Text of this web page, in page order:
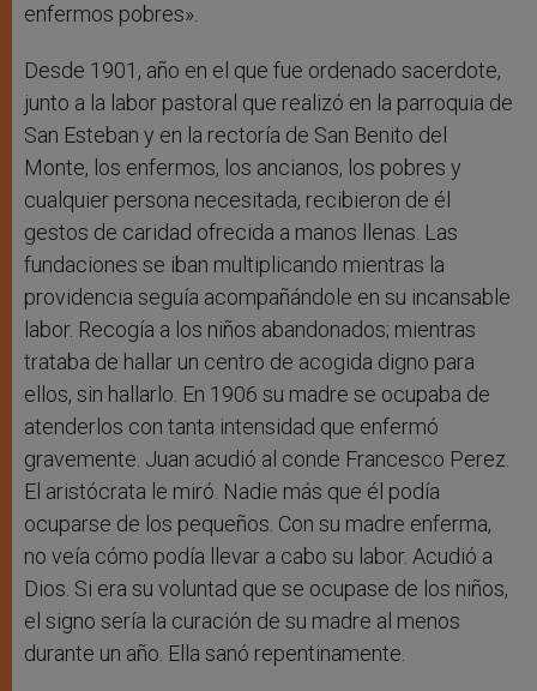
enfermos pobres».
Desde 1901, año en el que fue ordenado sacerdote,
junto a la labor pastoral que realizó en la parroquia de
San Esteban y en la rectoría de San Benito del
Monte, los enfermos, los ancianos, los pobres y
cualquier persona necesitada, recibieron de él
gestos de caridad ofrecida a manos llenas. Las
fundaciones se iban multiplicando mientras la
providencia seguía acompañándole en su incansable
labor. Recogía a los niños abandonados; mientras
trataba de hallar un centro de acogida digno para
ellos, sin hallarlo. En 1906 su madre se ocupaba de
atenderlos con tanta intensidad que enfermó
gravemente. Juan acudió al conde Francesco Perez.
El aristócrata le miró. Nadie más que él podía
ocuparse de los pequeños. Con su madre enferma,
no veía cómo podía llevar a cabo su labor. Acudió a
Dios. Si era su voluntad que se ocupase de los niños,
el signo sería la curación de su madre al menos
durante un año. Ella sanó repentinamente.